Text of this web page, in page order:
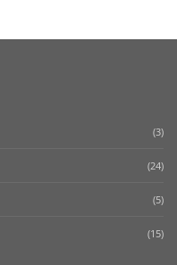
(3)
(24)
(5)
(15)